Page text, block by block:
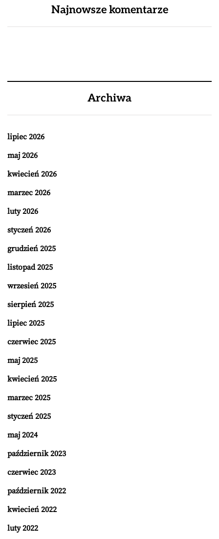
Najnowsze komentarze
Archiwa
lipiec 2026
maj 2026
kwiecień 2026
marzec 2026
luty 2026
styczeń 2026
grudzień 2025
listopad 2025
wrzesień 2025
sierpień 2025
lipiec 2025
czerwiec 2025
maj 2025
kwiecień 2025
marzec 2025
styczeń 2025
maj 2024
październik 2023
czerwiec 2023
październik 2022
kwiecień 2022
luty 2022